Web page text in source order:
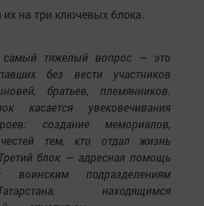
их на три ключевых блока.
тяжелый вопрос — это
без вести участников
братьев, племянников.
касается увековечивания
создание мемориалов,
тем, кто отдал жизнь
блок — адресная помощь
воинским подразделениям
находящимся